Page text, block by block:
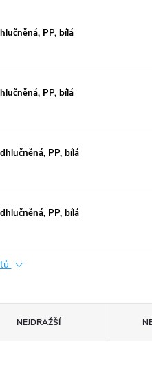
PP, bílá
PP, bílá
PP, bílá
PP, bílá
NEJDRAŽŠÍ